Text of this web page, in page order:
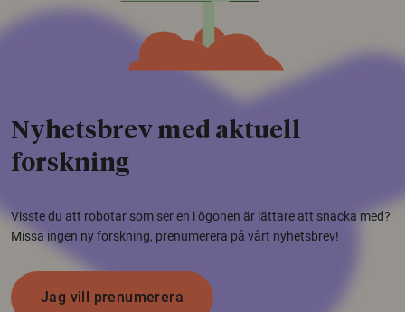
Nyhetsbrev med aktuell
forskning
Visste du att robotar som ser en i ögonen är lättare att snacka med?
Missa ingen ny forskning, prenumerera på vårt nyhetsbrev!
Jag vill prenumerera